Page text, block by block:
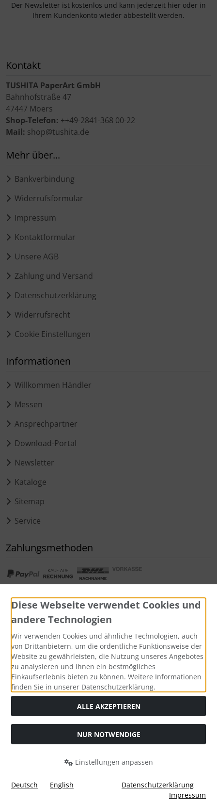
Der Newsletter ist kostenlos und kann jederzeit hier oder in
Ihrem Kundenkonto wieder abbestellt werden.
Kontakt
TUSHITA PaperArt GmbH
Bahnhofstraße 47
47447 Moers
Shop-Telefon: ++49-2841-368 00-22
Mail: shop@tushita.de
Mehr über...
Bankverbindung
Widerrufsformular
Impressum
Kontaktformular
Unsere AGB
Zahlung und Versand
Datenschutzerklärung
Widerrufsrecht
Cookie Einstellungen
Informationen
Willkommen Händler
Messen
Ansprechpartner
Download-Portal
Newsletter
Kataloge
Sitemap
Service
Zahlungsmethoden
Alle Preise inkl. gesetzl. MwSt. zzgl.Versandkosten
durchgestrichenen Preise entsprechen dem bisherigen Preis
Tushita PaperArt GmbH © 2026 | Template © 2026 by Karl
ialla eCommerce Shopsoftware © 2006 -2026
Diese Webseite verwendet Cookies und
andere Technologien
Wir verwenden Cookies und ähnliche Technologien, auch
von Drittanbietern, um die ordentliche Funktionsweise der
Website zu gewährleisten, die Nutzung unseres Angebotes
zu analysieren und Ihnen ein bestmögliches
Einkaufserlebnis bieten zu können. Weitere Informationen
finden Sie in unserer Datenschutzerklärung.
ALLE AKZEPTIEREN
NUR NOTWENDIGE
Einstellungen anpassen
Deutsch English
Datenschutzerklärung
Impressum